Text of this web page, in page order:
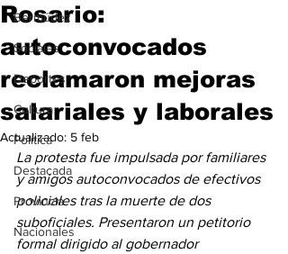
Bermúdez
Sociales
Deportes
Cultura
Política
Destacada
Provincia
Nacionales
Rosario:
autoconvocados
reclamaron mejoras
salariales y laborales
Actualizado: 5 feb
La protesta fue impulsada por familiares
y amigos autoconvocados de efectivos
policiales tras la muerte de dos
suboficiales. Presentaron un petitorio
formal dirigido al gobernador